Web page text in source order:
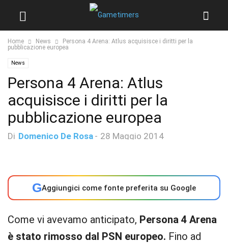
Home News
Persona 4 Arena: Atlus acquisisce i diritti per la
pubblicazione europea
News
Persona 4 Arena: Atlus
acquisisce i diritti per la
pubblicazione europea
Di Domenico De Rosa - 28 Maggio 2014
GAggiungici come fonte preferita su Google
Come vi avevamo anticipato, Persona 4 Arena
è stato rimosso dal PSN europeo. Fino ad